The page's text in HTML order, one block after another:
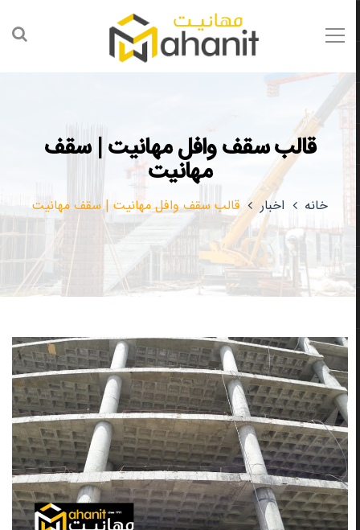
قالب سقف وافل مهانیت | سقف
مهانیت
خانه اخبار قالب سقف وافل مهانیت | سقف مهانیت